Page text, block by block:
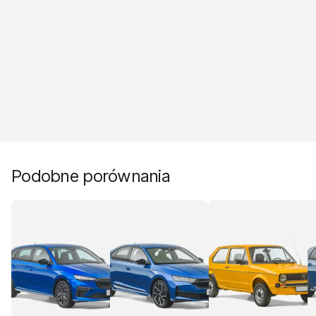
Podobne porównania